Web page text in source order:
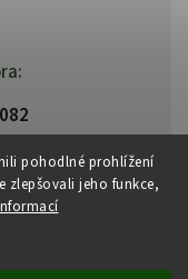
pohodlné prohlížení
zlepšovali jeho funkce,